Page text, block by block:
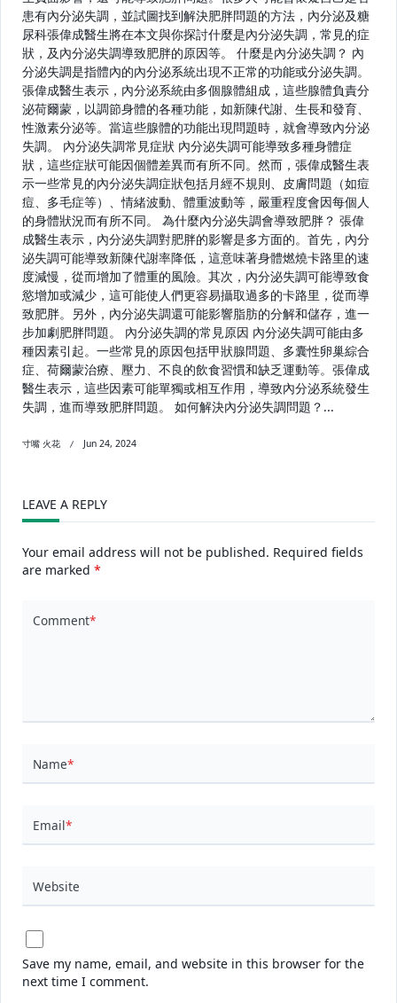
患有內分泌失調，並試圖找到解決肥胖問題的方法，內分泌及糖
尿科張偉成醫生將在本文與你探討什麼是內分泌失調，常見的症
狀，及內分泌失調導致肥胖的原因等。 什麼是內分泌失調？ 內
分泌失調是指體內的內分泌系統出現不正常的功能或分泌失調。
張偉成醫生表示，內分泌系統由多個腺體組成，這些腺體負責分
泌荷爾蒙，以調節身體的各種功能，如新陳代謝、生長和發育、
性激素分泌等。當這些腺體的功能出現問題時，就會導致內分泌
失調。 內分泌失調常見症狀 內分泌失調可能導致多種身體症
狀，這些症狀可能因個體差異而有所不同。然而，張偉成醫生表
示一些常見的內分泌失調症狀包括月經不規則、皮膚問題（如痘
痘、多毛症等）、情緒波動、體重波動等，嚴重程度會因每個人
的身體狀況而有所不同。 為什麼內分泌失調會導致肥胖？ 張偉
成醫生表示，內分泌失調對肥胖的影響是多方面的。首先，內分
泌失調可能導致新陳代謝率降低，這意味著身體燃燒卡路里的速
度減慢，從而增加了體重的風險。其次，內分泌失調可能導致食
慾增加或減少，這可能使人們更容易攝取過多的卡路里，從而導
致肥胖。另外，內分泌失調還可能影響脂肪的分解和儲存，進一
步加劇肥胖問題。 內分泌失調的常見原因 內分泌失調可能由多
種因素引起。一些常見的原因包括甲狀腺問題、多囊性卵巢綜合
症、荷爾蒙治療、壓力、不良的飲食習慣和缺乏運動等。張偉成
醫生表示，這些因素可能單獨或相互作用，導致內分泌系統發生
失調，進而導致肥胖問題。 如何解決內分泌失調問題？...
寸嘴 火花 Jun 24, 2024
LEAVE A REPLY
Your email address will not be published. Required fields
are marked *
Comment*
Name*
Email*
Website
Save my name, email, and website in this browser for the
next time I comment.